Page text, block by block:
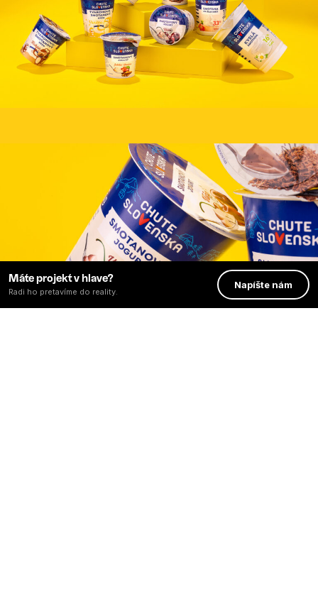
Máte projekt v hlave?
Radi ho pretavíme do reality.
Napíšte nám